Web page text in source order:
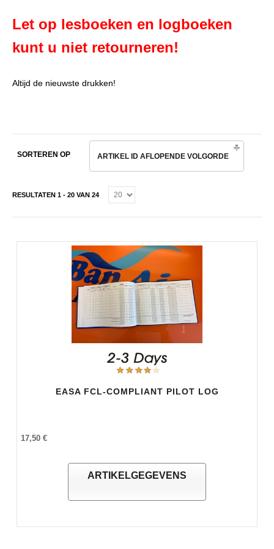
Let op lesboeken en logboeken
kunt u niet retourneren!
Altijd de nieuwste drukken!
SORTEREN OP ARTIKEL ID AFLOPENDE VOLGORDE
RESULTATEN 1 - 20 VAN 24
EASA FCL-COMPLIANT PILOT LOG
17,50 €
ARTIKELGEGEVENS